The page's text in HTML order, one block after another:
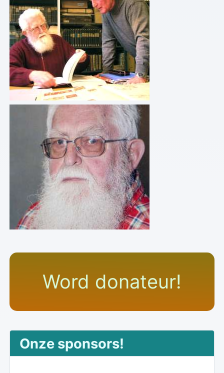
Word donateur!
Onze sponsors!